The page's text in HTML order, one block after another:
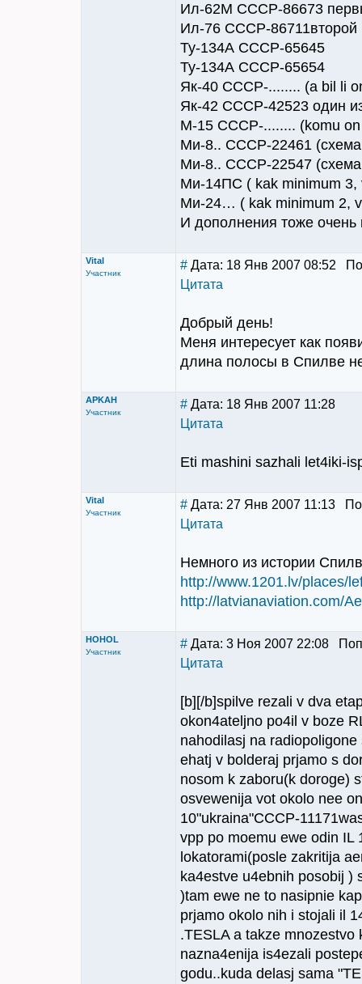
Ил-62М СССР-86673
Ил-76 СССР-86711второй
Ту-134А CCCP-65645
Ту-134А CCCP-65654
Як-40 CCCP-........ (a bil li
Як-42 СССР-42523 один
М-15 CCCP-........ (komu
Ми-8.. СССР-22461 (схема
Ми-8.. СССР-22547
Ми-14ПС ( kak minimum 3,
Ми-24… ( kak minimum 2,
И дополнения тоже очень
Vital
Участник
# Дата: 18 Янв 2007 08:52
Цитата
Добрый день!
Меня интересует как
длина полосы в Спилве
APKAH
Участник
# Дата: 18 Янв 2007 11:28
Цитата
Eti mashini sazhali let4iki-
Vital
Участник
# Дата: 27 Янв 2007 11:13
Цитата
Немного из истории
http://www.1201.lv/places/
http://latvianaviation.com/
HOHOL
Участник
# Дата: 3 Ноя 2007 22:08
Цитата
[b][/b]spilve rezali v dva
okon4ateljno po4il v boze
nahodilasj na
ehatj v bolderaj prjamo s
nosom k zaboru(k doroge)
osvewenija vot okolo nee
10"ukraina"СССР-
vpp po moemu ewe odin IL
lokatorami(posle zakritija
ka4estve u4ebnih posobij
)tam ewe ne to nasipnie
prjamo okolo nih i stojali il
.TESLA a takze
nazna4enija is4ezali
godu..kuda delasj sama